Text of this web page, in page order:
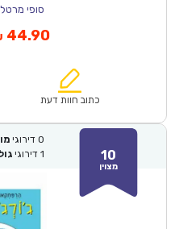
סופי
₪64.00.
44.90המחיר
הוא:
כתוב חוות דעת
10
מצוין
0 דירוגי
1 דירוגי